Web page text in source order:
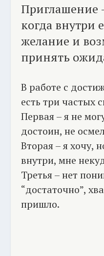
Приглашение
когда внутри
желание и
принять
В работе с
есть три частых
Первая – я не
достоин, не
Вторая – я хочу,
внутри, мне
Третья – нет
“достаточно”,
пришло.